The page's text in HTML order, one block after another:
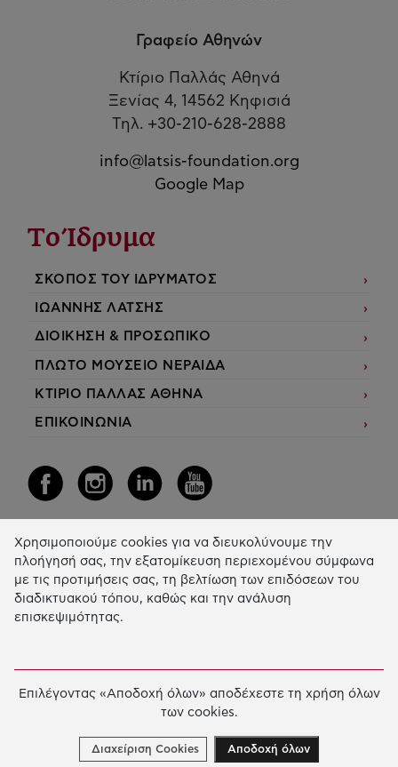
Γραφείο Αθηνών
Κτίριο Παλλάς Αθηνά
Ξενίας 4, 14562 Κηφισιά
Τηλ. +30-210-628-2888
info@latsis-foundation.org
Google Map
Το Ίδρυμα
ΣΚΟΠΟΣ ΤΟΥ ΙΔΡΥΜΑΤΟΣ
ΙΩΑΝΝΗΣ ΛΑΤΣΗΣ
ΔΙΟΙΚΗΣΗ & ΠΡΟΣΩΠΙΚΟ
ΠΛΩΤΟ ΜΟΥΣΕΙΟ ΝΕΡΑΙΔΑ
ΚΤΙΡΙΟ ΠΑΛΛΑΣ ΑΘΗΝΑ
ΕΠΙΚΟΙΝΩΝΙΑ
Η Δράση μας
ΕΚΠΑIΔΕΥΣΗ & ΑΝΑΠΤΥΞΗ ΔΕΞΙΟΤΗΤΩΝ
ΚΑΙΝΟΤΟΜΙΑ & ΒΙΩΣΙΜΗ ΑΝΑΠΤΥΞΗ
ΧΡΗΜΑΤΟΔΟΤΗΣΕΙΣ
Χρησιμοποιούμε cookies για να διευκολύνουμε την
πλοήγησή σας, την εξατομίκευση περιεχομένου σύμφωνα
με τις προτιμήσεις σας, τη βελτίωση των επιδόσεων του
διαδικτυακού τόπου, καθώς και την ανάλυση
επισκεψιμότητας.
Επιλέγοντας «Αποδοχή όλων» αποδέχεστε τη χρήση όλων
των cookies.
Διαχείριση Cookies Αποδοχή όλων